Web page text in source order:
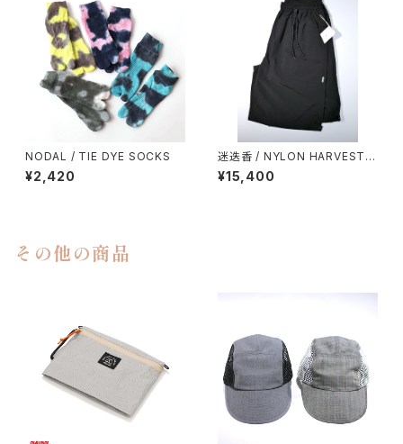
NODAL / TIE DYE SOCKS
¥2,420
迷迭香 / NYLON HARVEST L
OOSE SHORTS（2026）
¥15,400
その他の商品